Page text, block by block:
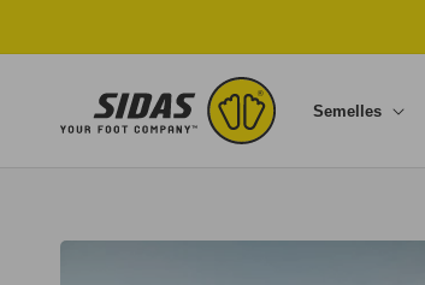
Semelles